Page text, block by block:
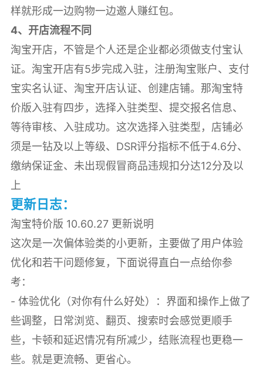
样就形成一边购物一边邀人赚红包。
4、开店流程不同
淘宝开店，不管是个人还是企业都必须做支付宝认
证。淘宝开店有5步完成入驻，注册淘宝账户、支付
宝实名认证、淘宝开店认证、创建店铺。那淘宝特
价版入驻有四步，选择入驻类型、提交报名信息、
等待审核、入驻成功。这次选择入驻类型，店铺必
须是一钻及以上等级、DSR评分指标不低于4.6分、
缴纳保证金、未出现假冒商品违规扣分达12分及以
上
更新日志：
淘宝特价版 10.60.27 更新说明
这次是一次偏体验类的小更新，主要做了用户体验
优化和若干问题修复，下面说得直白一点给你参
考：
- 体验优化（对你有什么好处）：界面和操作上做了
些调整，日常浏览、翻页、搜索时会感觉更顺手
些，卡顿和延迟情况有所减少，结账流程也更稳一
些。就是更流畅、更省心。